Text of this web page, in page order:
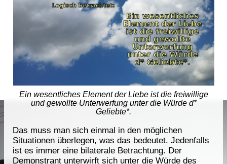
Ein wesentliches Element der Liebe ist die freiwillige
und gewollte Unterwerfung unter die Würde d*
Geliebte*.
Das muss man sich einmal in den möglichen
Situationen überlegen, was das bedeutet. Jedenfalls
ist es immer eine bilaterale Betrachtung. Der
Demonstrant unterwirft sich unter die Würde des